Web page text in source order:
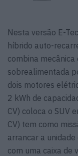
Nesta versão E-
híbrido auto-
combina
sobrealimentada
dois motores
2 kWh de
CV) coloca o SUV
CV) tem como
arrancar a
com uma caixa de